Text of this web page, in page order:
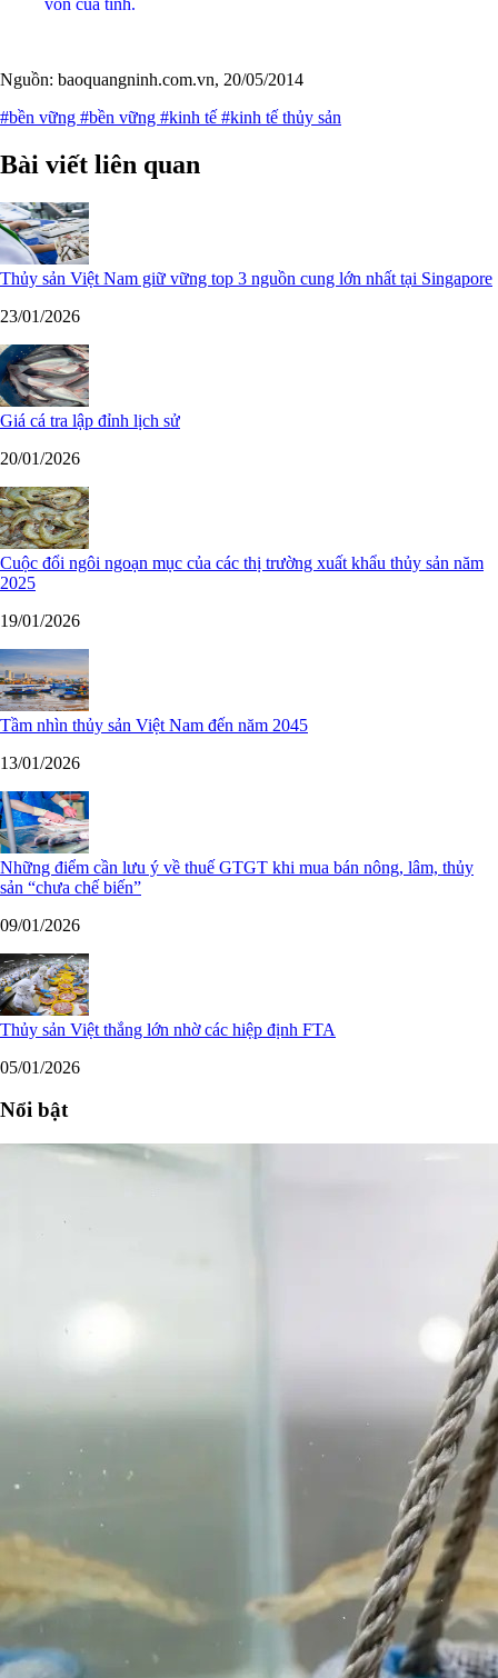
Nguồn: baoquangninh.com.vn, 20/05/2014
#bền vững #bền vững #kinh tế #kinh tế thủy sản
Bài viết liên quan
Thủy sản Việt Nam giữ vững top 3 nguồn cung lớn nhất tại Singapore
23/01/2026
Giá cá tra lập đỉnh lịch sử
20/01/2026
Cuộc đổi ngôi ngoạn mục của các thị trường xuất khẩu thủy sản năm
2025
19/01/2026
Tầm nhìn thủy sản Việt Nam đến năm 2045
13/01/2026
Những điểm cần lưu ý về thuế GTGT khi mua bán nông, lâm, thủy
sản “chưa chế biến”
09/01/2026
Thủy sản Việt thắng lớn nhờ các hiệp định FTA
05/01/2026
Nổi bật